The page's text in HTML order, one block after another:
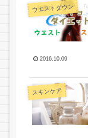
ウエストダウン
2016.10.09
スキンケア